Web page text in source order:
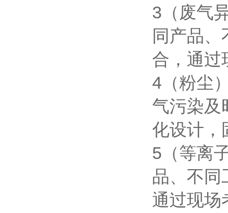
3（废气
同产品
合，通过
4（粉尘
气污染及
化设计，
5（等离
品、不同
通过现场